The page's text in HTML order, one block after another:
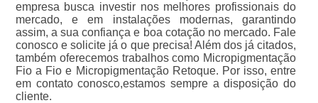
empresa busca investir nos melhores profissionais do
mercado, e em instalações modernas, garantindo
assim, a sua confiança e boa cotação no mercado. Fale
conosco e solicite já o que precisa! Além dos já citados,
também oferecemos trabalhos como Micropigmentação
Fio a Fio e Micropigmentação Retoque. Por isso, entre
em contato conosco,estamos sempre a disposição do
cliente.